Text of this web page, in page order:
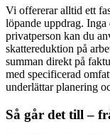
Vi offererar alltid ett
löpande uppdrag.
privatperson kan du
skattereduktion på
summan direkt på
med specificerad
underlättar planering
Så går det till –